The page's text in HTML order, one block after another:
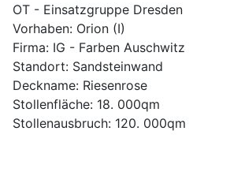
OT - Einsatzgruppe Dresden
Vorhaben: Orion (I)
Firma: IG - Farben Auschwitz
Standort: Sandsteinwand
Deckname: Riesenrose
Stollenfläche: 18. 000qm
Stollenausbruch: 120. 000qm